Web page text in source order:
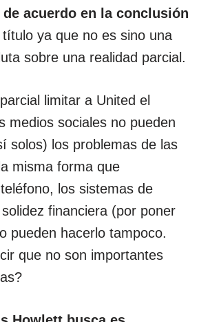
acuerdo en la conclusión
ya que no es sino una
sobre una realidad parcial.
limitar a United el
medios sociales no pueden
solos) los problemas de las
misma forma que
los sistemas de
financiera (por poner
pueden hacerlo tampoco.
que no son importantes